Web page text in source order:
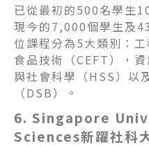
已從最初的500名學生
現今的7,000個學生及
位課程分為5大類別：
食品技術（CEFT），
與社會科學（HSS）以
（DSB）。
6. Singapore
Sciences新躍社科